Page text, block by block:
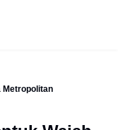
Metropolitan